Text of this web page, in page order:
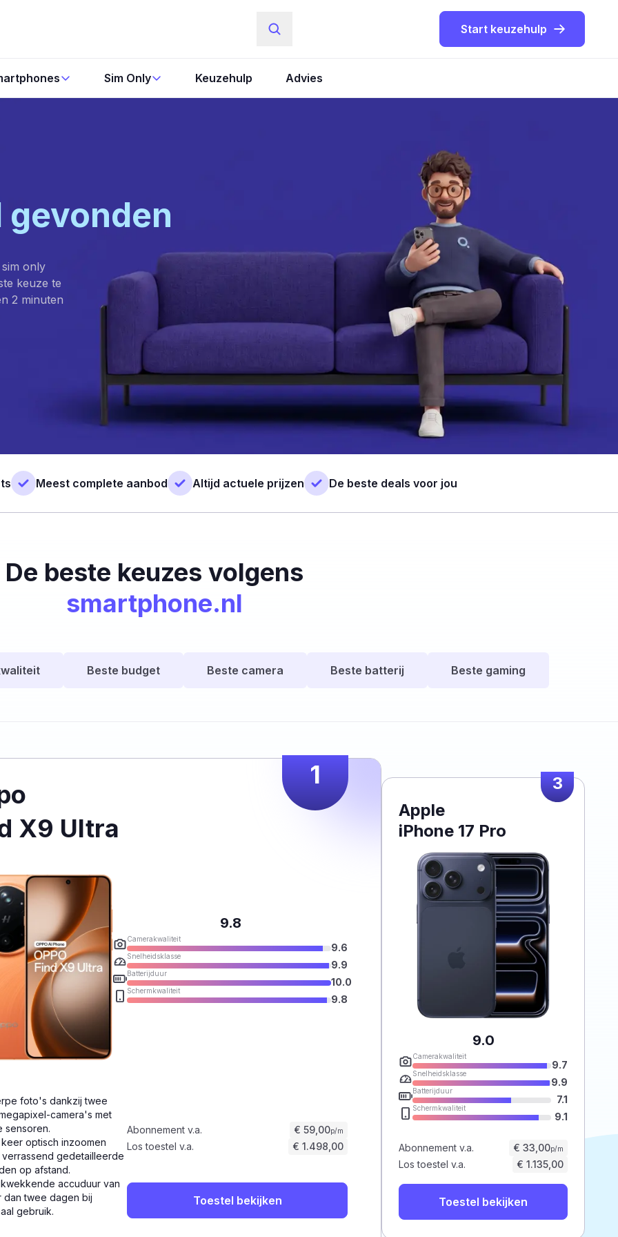
Start keuzehulp
Sim Only Keuzehulp Advies
gevonden
only
keuze te
2 minuten
Meest complete aanbod Altijd actuele prijzen De beste deals voor jou
De beste keuzes volgens
smartphone.nl
Beste budget Beste camera Beste batterij Beste gaming
1
X9 Ultra
9.8
Camerakwaliteit
9.6
Snelheidsklasse
9.9
Batterijduur
10.0
Schermkwaliteit
9.8
foto's dankzij twee
camera's met
sensoren.
optisch inzoomen
gedetailleerde
op afstand.
accuduur van
dan twee dagen bij
gebruik.
Abonnement v.a. € 59,00p/m
Los toestel v.a. € 1.498,00
Toestel bekijken
3
Apple
iPhone 17 Pro
9.0
Camerakwaliteit
9.7
Snelheidsklasse
9.9
Batterijduur
7.1
Schermkwaliteit
9.1
Abonnement v.a. € 33,00p/m
Los toestel v.a. € 1.135,00
Toestel bekijken